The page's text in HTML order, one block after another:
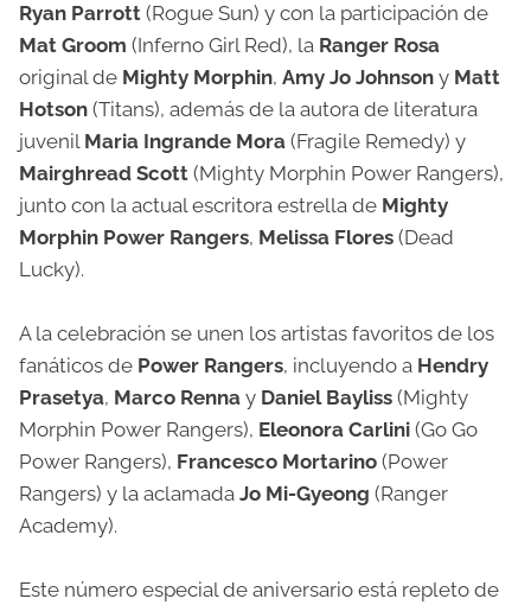
Ryan Parrott (Rogue Sun) y con la participación de
Mat Groom (Inferno Girl Red), la Ranger Rosa
original de Mighty Morphin, Amy Jo Johnson y Matt
Hotson (Titans), además de la autora de literatura
juvenil Maria Ingrande Mora (Fragile Remedy) y
Mairghread Scott (Mighty Morphin Power Rangers),
junto con la actual escritora estrella de Mighty
Morphin Power Rangers, Melissa Flores (Dead
Lucky).
A la celebración se unen los artistas favoritos de los
fanáticos de Power Rangers, incluyendo a Hendry
Prasetya, Marco Renna y Daniel Bayliss (Mighty
Morphin Power Rangers), Eleonora Carlini (Go Go
Power Rangers), Francesco Mortarino (Power
Rangers) y la aclamada Jo Mi-Gyeong (Ranger
Academy).
Este número especial de aniversario está repleto de